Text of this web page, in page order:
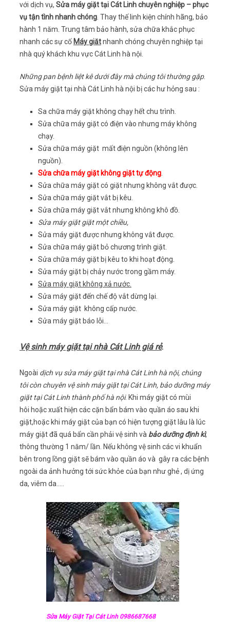
với dịch vụ, Sửa máy giặt tại Cát Linh chuyên nghiệp – phục
vụ tận tình nhanh chóng . Thay thế linh kiện chính hãng, bảo
hành 1 năm. Trung tâm bảo hành, sửa chữa khắc phục
nhanh các sự cố Máy giătnhanh chóng chuyên nghiệp tại
nhà quý khách khu vực Cát Linh hà nội.
Những pan bệnh liệt kê dưới đây mà chúng tôi thường gặp.
Sửa máy giặt tại nhà Cát Linh hà nội bị các hư hỏng sau :
Sa chữa máy giặt không chạy hết chu trình.
Sửa chữa máy giặt có điện vào nhưng máy không
chạy.
Sửa chữa máy giặt mất điện nguồn (không lên
nguồn).
Sửa chữa máy giặt không giặt tự động
Sửa chữa máy giặt có giặt nhưng không vắt được.
Sửa chữa máy giặt vắt bị kêu.
Sửa chữa máy giặt vắt nhưng không khô đồ.
Sửa máy giặt giặt một chiều,
Sửa máy giặt được nhưng không vắt được.
Sửa chữa máy giặt bỏ chương trình giặt.
Sửa chữa máy giặt bị kêu to khi hoạt động.
Sửa máy giặt bị chảy nước trong gầm máy.
Sửa máy giặt không xả nước.
Sửa máy giặt đến chế độ vắt dừng lại.
Sửa máy giặt không cấp nước.
Sửa máy giặt báo lỗi…
Vệ sinh máy giặt tại nhà Cát Linh giá rẻ.
Ngoài dịch vụ sửa máy giặt tại nhà Cát Linh hà nội, chúng
tôi còn chuyên vệ sinh máy giặt tại Cát Linh, bảo dưỡng máy
giặt tại Cát Linh thành phố hà nội. Khi máy giặt có mùi
hôi hoặc xuất hiện các cặn bẩn bám vào quần áo sau khi
giặt,hoặc khi máy giặt của bạn có hiện tượng giặt lâu là lúc
máy giặt đã quá bẩn cần phải vệ sinh và bảo dưỡng định kì,
thông thường 1 năm/ lần. Nếu không vệ sinh các vi khuẩn
bên trong lồng giặt sẽ bám vào quần áo và gây ra các bệnh
ngoài da ảnh hưởng tới sức khỏe của bạn như ghẻ , dị ứng
da, viêm da…..
Sửa Máy Giặt Tại Cát Linh 0986687668